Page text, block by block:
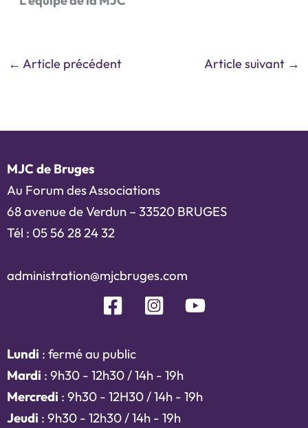
← Article précédent Article suivant →
MJC de Bruges
Au Forum des Associations
68 avenue de Verdun – 33520 BRUGES
Tél : 05 56 28 24 32
administration@mjcbruges.com
Lundi : fermé au public
Mardi : 9h30 - 12h30 / 14h - 19h
Mercredi : 9h30 - 12H30 / 14h - 19h
Jeudi : 9h30 - 12h30 / 14h - 19h